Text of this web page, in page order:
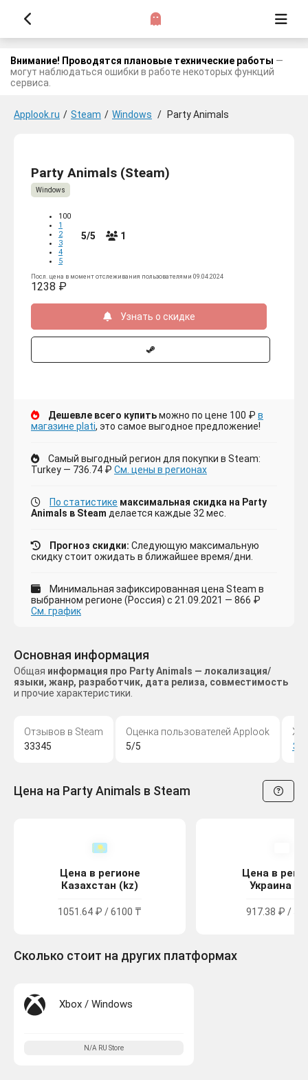
Внимание! Проводятся плановые технические работы —
могут наблюдаться ошибки в работе некоторых функций
сервиса.
Applook.ru / Steam / Windows / Party Animals
Party Animals (Steam)
Windows
100
1
2
3
4
5
5/5 1
Посл. цена в момент отслеживания пользователями 09.04.2024
1238 ₽
Узнать о скидке
Дешевле всего купитьможно по цене 100 ₽ в
магазине plati, это самое выгодное предложение!
Самый выгодный регион для покупки в Steam:
Turkey — 736.74 ₽ См. цены в регионах
По статистике максимальная скидка на Party
Animals в Steam делается каждые 32 мес.
Прогноз скидки: Следующую максимальную
скидку стоит ожидать в ближайшее время/дни.
Минимальная зафиксированная цена Steam в
выбранном регионе (Россия) с 21.09.2021 — 866 ₽
См. график
Основная информация
Общая информация про Party Animals — локализация/
языки, жанр, разработчик, дата релиза, совместимость
и прочие характеристики.
Отзывов в Steam
33345
Оценка пользователей Applook
5/5
Цена на Party Animals в Steam
Цена в регионе
Казахстан (kz)
1051.64 ₽ / 6100 ₸
Цена в
Украина
917.38 ₽ /
Сколько стоит на других платформах
Xbox / Windows
N/A RU Store